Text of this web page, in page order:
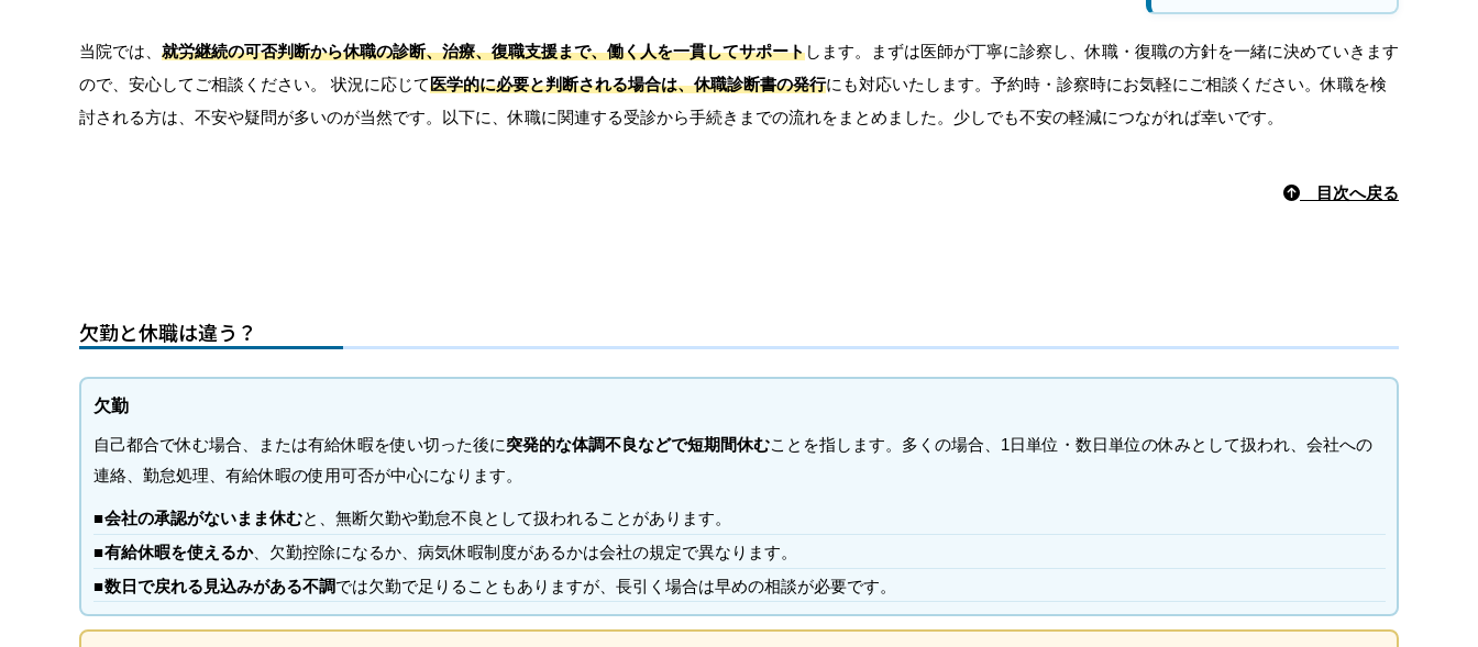
当院では、 就労継続の可否判断から休職の診断、治療、復職支援まで、働く人を一貫してサポートします。まずは医師が丁寧に診察し、休職・復職の方針を一緒に決めていきます
ので、安心してご相談ください。 状況に応じて医学的に必要と判断される場合は、休職診断書の発行にも対応いたします。予約時・診察時にお気軽にご相談ください。休職を検
討される方は、不安や疑問が多いのが当然です。以下に、休職に関連する受診から手続きまでの流れをまとめました。少しでも不安の軽減につながれば幸いです。
目次へ戻る
欠勤と休職は違う？
欠勤
自己都合で休む場合、または有給休暇を使い切った後に突発的な体調不良などで短期間休むことを指します。多くの場合、1日単位・数日単位の休みとして扱われ、会社への
連絡、勤怠処理、有給休暇の使用可否が中心になります。
会社の承認がないまま休むと、無断欠勤や勤怠不良として扱われることがあります。
有給休暇を使えるか、欠勤控除になるか、病気休暇制度があるかは会社の規定で異なります。
数日で戻れる見込みがある不調では欠勤で足りることもありますが、長引く場合は早めの相談が必要です。